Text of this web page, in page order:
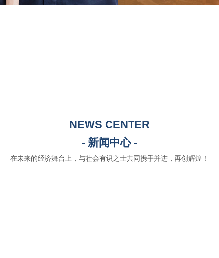
NEWS CENTER
- 新闻中心 -
在未来的经济舞台上，与社会有识之士共同携手并进，再创辉煌！